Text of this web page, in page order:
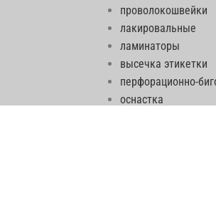
проволокошвейки
лакировальные
ламинаторы
высечка этикетки
перфорационно-
оснастка